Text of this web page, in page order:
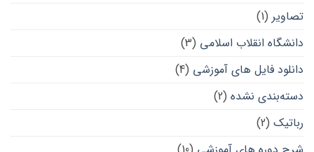
تصاویر (1)
دانشگاه انقلاب اسلامی (3)
دانلود فایل های آموزشی (4)
دسته‌بندی نشده (2)
رباتیک (2)